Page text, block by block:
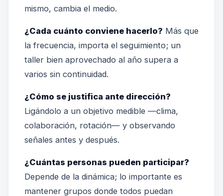
mismo, cambia el medio.
¿Cada cuánto conviene hacerlo? Más que
la frecuencia, importa el seguimiento; un
taller bien aprovechado al año supera a
varios sin continuidad.
¿Cómo se justifica ante dirección?
Ligándolo a un objetivo medible —clima,
colaboración, rotación— y observando
señales antes y después.
¿Cuántas personas pueden participar?
Depende de la dinámica; lo importante es
mantener grupos donde todos puedan